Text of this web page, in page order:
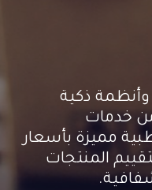
وأنظمة ذكية
خدمات
مميزة بأسعار
المنتجات